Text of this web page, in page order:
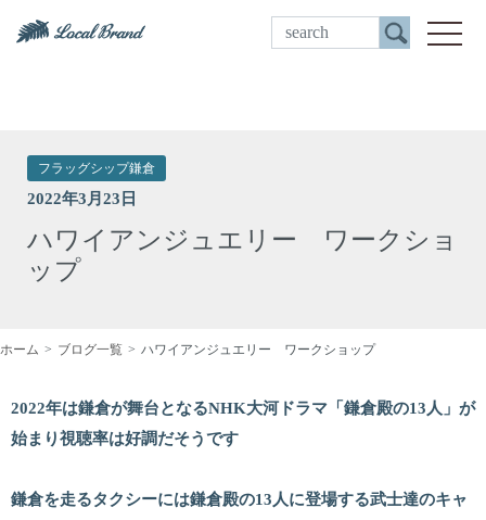
ご来店予約
フラッグシップ鎌倉
2022年3月23日
ハワイアンジュエリー ワークショ
ップ
ホーム ブログ一覧 ハワイアンジュエリー ワークショップ
2022年は鎌倉が舞台となるNHK大河ドラマ「鎌倉殿の13人」が
始まり視聴率は好調だそうです
鎌倉を走るタクシーには鎌倉殿の13人に登場する武士達のキャ